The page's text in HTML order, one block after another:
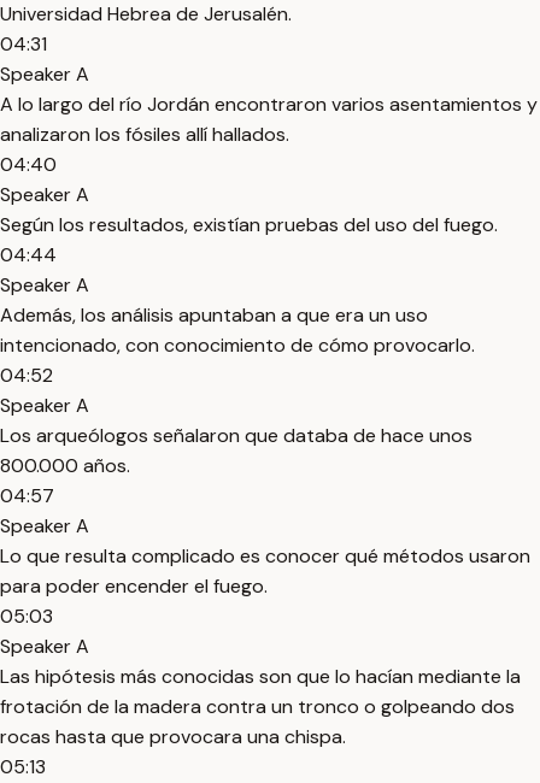
Universidad Hebrea de Jerusalén.
04:31
Speaker A
A lo largo del río Jordán encontraron varios asentamientos y
analizaron los fósiles allí hallados.
04:40
Speaker A
Según los resultados, existían pruebas del uso del fuego.
04:44
Speaker A
Además, los análisis apuntaban a que era un uso
intencionado, con conocimiento de cómo provocarlo.
04:52
Speaker A
Los arqueólogos señalaron que databa de hace unos
800.000 años.
04:57
Speaker A
Lo que resulta complicado es conocer qué métodos usaron
para poder encender el fuego.
05:03
Speaker A
Las hipótesis más conocidas son que lo hacían mediante la
frotación de la madera contra un tronco o golpeando dos
rocas hasta que provocara una chispa.
05:13